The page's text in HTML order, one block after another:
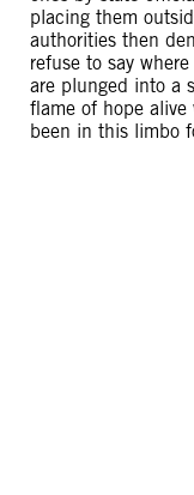
placing them
authorities then
refuse to say
are plunged into a
flame of hope
been in this limbo